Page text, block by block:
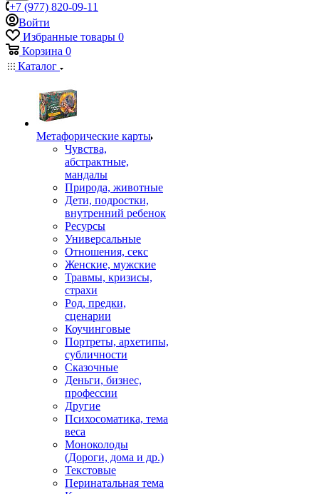
+7 (977) 820-09-11
Войти
Избранные товары 0
Корзина 0
Каталог
Mетафорические карты
Чувства,
абстрактные,
мандалы
Природа, животные
Дети, подростки,
внутренний ребенок
Ресурсы
Универсальные
Отношения, секс
Женские, мужские
Травмы, кризисы,
страхи
Род, предки,
сценарии
Коучинговые
Портреты, архетипы,
субличности
Сказочные
Деньги, бизнес,
профессии
Другие
Психосоматика, тема
веса
Моноколоды
(Дороги, дома и др.)
Текстовые
Перинатальная тема